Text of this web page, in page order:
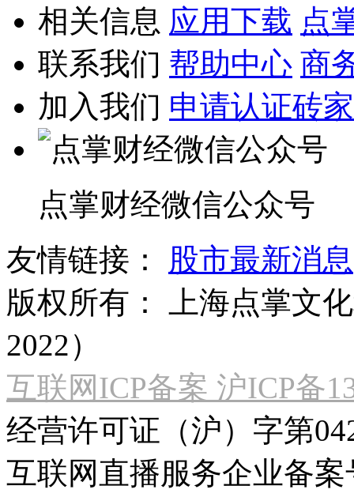
相关信息 应用下载 点
联系我们 帮助中心 商
加入我们 申请认证砖家
点掌财经微信公众号
友情链接：
股市最新消息
版权所有：
上海点掌文
2022）
互联网ICP备案 沪ICP备
经营许可证（沪）字第
互联网直播服务企业备案